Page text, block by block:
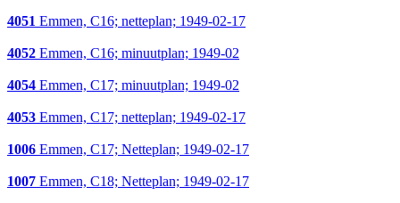
4051 Emmen, C16; netteplan; 1949-02-17
4052 Emmen, C16; minuutplan; 1949-02
4054 Emmen, C17; minuutplan; 1949-02
4053 Emmen, C17; netteplan; 1949-02-17
1006 Emmen, C17; Netteplan; 1949-02-17
1007 Emmen, C18; Netteplan; 1949-02-17